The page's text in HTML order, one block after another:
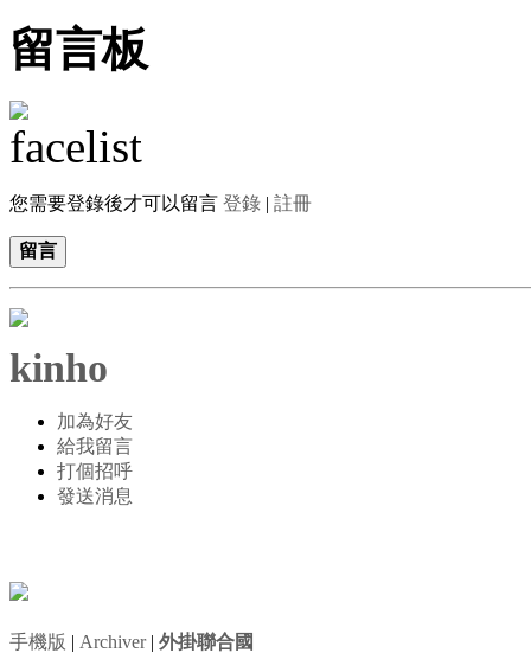
留言板
您需要登錄後才可以留言 登錄 | 註冊
留言
kinho
加為好友
給我留言
打個招呼
發送消息
手機版 | Archiver| 外掛聯合國